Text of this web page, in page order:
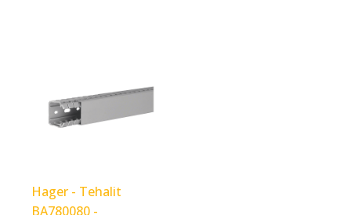
Hager - Tehalit
BA780080 -